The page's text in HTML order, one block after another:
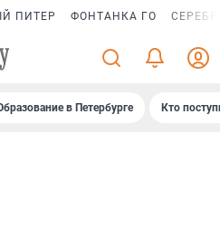
ПИТЕР ФОНТАНКА ГО
в Петербурге Кто